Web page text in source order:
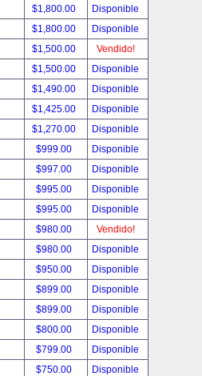
$1,800.00
Disponible
$1,800.00
Disponible
$1,500.00
Vendido!
$1,500.00
Disponible
$1,490.00
Disponible
$1,425.00
Disponible
$1,270.00
Disponible
$999.00
Disponible
$997.00
Disponible
$995.00
Disponible
$995.00
Disponible
$980.00
Vendido!
$980.00
Disponible
$950.00
Disponible
$899.00
Disponible
$899.00
Disponible
$800.00
Disponible
$799.00
Disponible
$750.00
Disponible